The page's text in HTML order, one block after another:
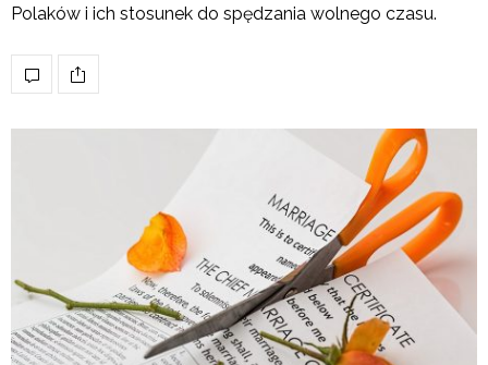
Polaków i ich stosunek do spędzania wolnego czasu.